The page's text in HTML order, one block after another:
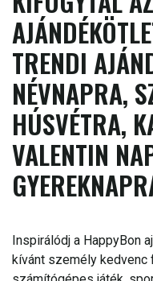
TRENDI
NÉVNAPRA,
HÚSVÉTRA,
VALENTIN
Inspirálódj a HappyBon
kívánt személy kedvenc